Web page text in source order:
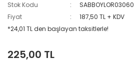
Stok Kodu
SABBOYLOR03060
Fiyat
187,50 TL + KDV
*24,01 TL den başlayan taksitlerle!
225,00 TL